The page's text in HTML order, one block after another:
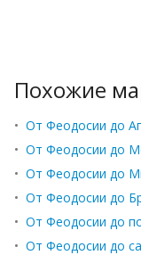
Похожие
• От Феодосии до
• От Феодосии до
• От Феодосии до
• От Феодосии до
• От Феодосии до
•